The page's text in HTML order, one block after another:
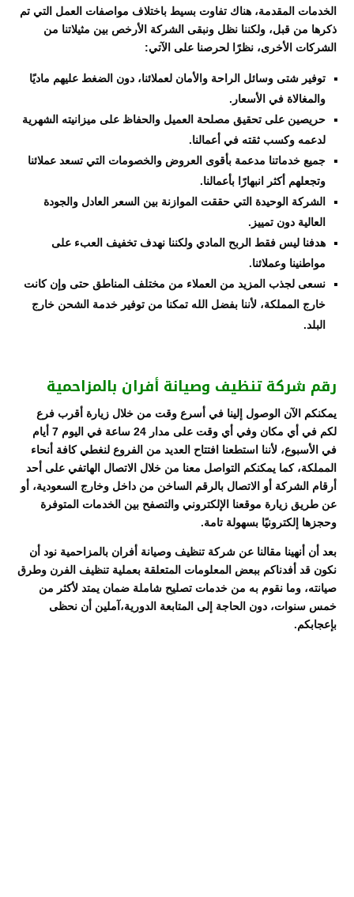
الخدمات المقدمة، هناك تفاوت بسيط باختلاف مواصفات العمل التي تم
ذكرها من قبل، ولكننا نظل ونبقى الشركة الأرخص بين مثيلاتنا من
الشركات الأخرى، نظرًا لحرصنا على الآتي:
توفير شتى وسائل الراحة والأمان لعملائنا، دون الضغط عليهم ماديًا
والمغالاة في الأسعار.
حريصين على تحقيق مصلحة العميل والحفاظ على ميزانيته الشهرية
لدعمه وكسب ثقته في أعمالنا.
جميع خدماتنا مدعمة بأقوى العروض والخصومات التي تسعد عملائنا
وتجعلهم أكثر انبهارًا بأعمالنا.
الشركة الوحيدة التي حققت الموازنة بين السعر العادل والجودة
العالية دون تمييز.
هدفنا ليس فقط الربح المادي ولكننا نهدف تخفيف العبء على
مواطنينا وعملائنا.
نسعى لجذب المزيد من العملاء من مختلف المناطق حتى وإن كانت
خارج المملكة، لأننا بفضل الله تمكنا من توفير خدمة الشحن خارج
البلد.
رقم شركة تنظيف وصيانة أفران بالمزاحمية
يمكنكم الآن الوصول إلينا في أسرع وقت من خلال زيارة أقرب فرع
لكم في أي مكان وفي أي وقت على مدار 24 ساعة في اليوم 7 أيام
في الأسبوع، لأننا استطعنا افتتاح العديد من الفروع لنغطي كافة أنحاء
المملكة، كما يمكنكم التواصل معنا من خلال الاتصال الهاتفي على أحد
أرقام الشركة أو الاتصال بالرقم الساخن من داخل وخارج السعودية، أو
عن طريق زيارة موقعنا الإلكتروني والتصفح بين الخدمات المتوفرة
وحجزها إلكترونيًا بسهولة تامة.
بعد أن أنهينا مقالنا عن شركة تنظيف وصيانة أفران بالمزاحمية نود أن
نكون قد أفدناكم ببعض المعلومات المتعلقة بعملية تنظيف الفرن وطرق
صيانته، وما نقوم به من خدمات تصليح شاملة ضمان يمتد لأكثر من
خمس سنوات، دون الحاجة إلى المتابعة الدورية،آملين أن نحظى
بإعجابكم.